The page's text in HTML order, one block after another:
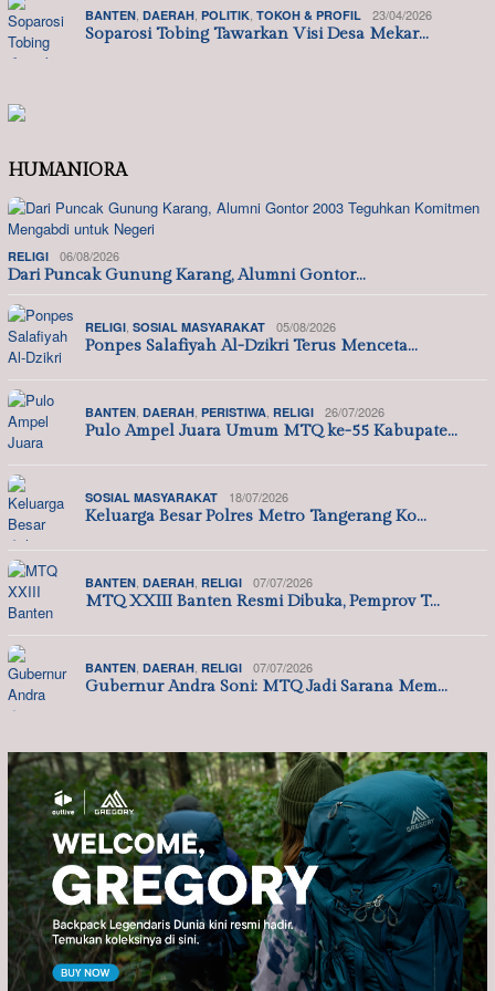
BANTEN DAERAH POLITIK TOKOH & PROFIL 23/04/2026
Soparosi Tobing Tawarkan Visi Desa Mekar…
HUMANIORA
RELIGI 06/08/2026
Dari Puncak Gunung Karang, Alumni Gontor…
RELIGI SOSIAL MASYARAKAT 05/08/2026
Ponpes Salafiyah Al-Dzikri Terus Menceta…
BANTEN DAERAH PERISTIWA RELIGI 26/07/2026
Pulo Ampel Juara Umum MTQ ke-55 Kabupate…
SOSIAL MASYARAKAT 18/07/2026
Keluarga Besar Polres Metro Tangerang Ko…
BANTEN DAERAH RELIGI 07/07/2026
MTQ XXIII Banten Resmi Dibuka, Pemprov T…
BANTEN DAERAH RELIGI 07/07/2026
Gubernur Andra Soni: MTQ Jadi Sarana Mem…